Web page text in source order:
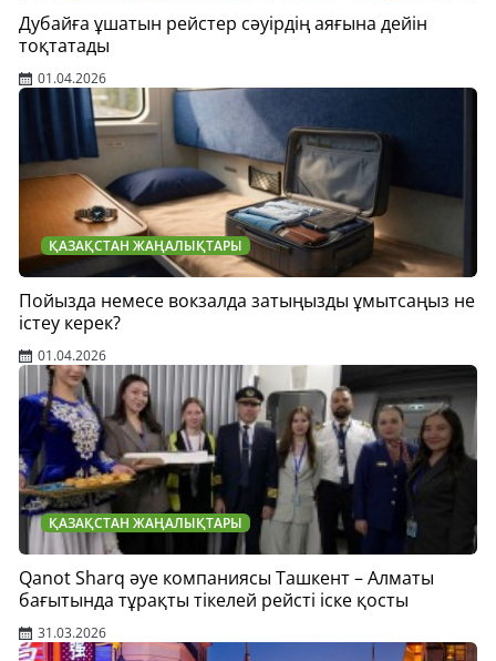
Дубайға ұшатын рейстер сәуірдің аяғына дейін
тоқтатады
01.04.2026
ҚАЗАҚСТАН ЖАҢАЛЫҚТАРЫ
Пойызда немесе вокзалда затыңызды ұмытсаңыз не
істеу керек?
01.04.2026
ҚАЗАҚСТАН ЖАҢАЛЫҚТАРЫ
Qanot Sharq әуе компаниясы Ташкент – Алматы
бағытында тұрақты тікелей рейсті іске қосты
31.03.2026